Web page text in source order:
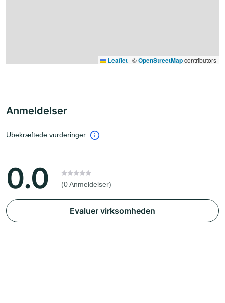
Leaflet | ©OpenStreetMapcontributors
Anmeldelser
Ubekræftede vurderinger
0.0 (0 Anmeldelser)
Evaluer virksomheden